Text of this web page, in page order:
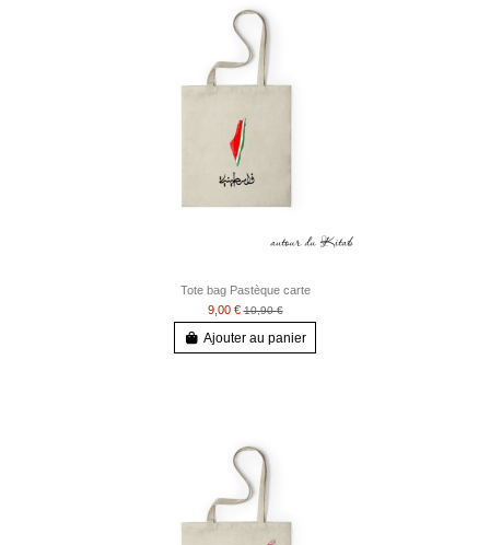
Tote bag Pastèque carte
9,00 €10,90 €
Ajouter au panier